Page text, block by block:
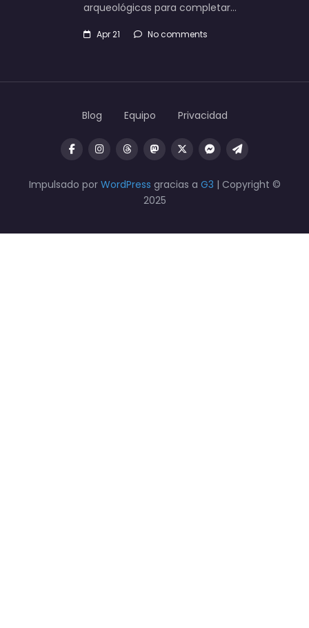
arqueológicas para completar…
Apr 21 No comments
Blog Equipo Privacidad
Impulsado por WordPress gracias a G3 | Copyright ©
2025